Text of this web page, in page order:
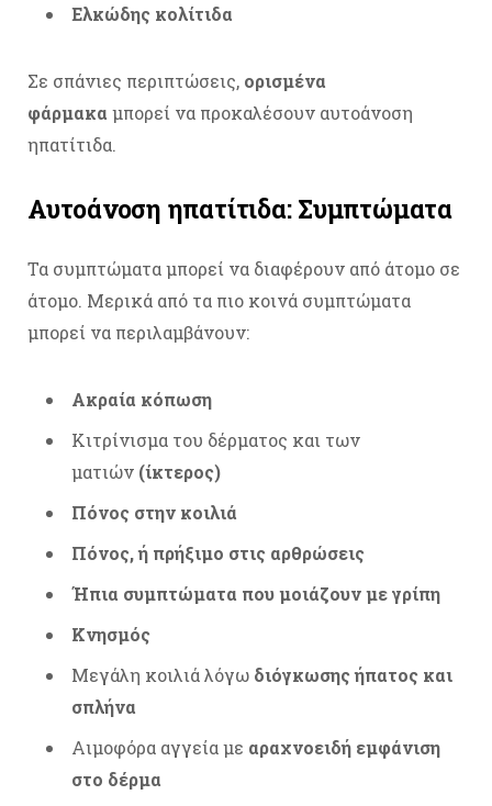
Ελκώδης κολίτιδα
Σε σπάνιες περιπτώσεις, ορισμένα
φάρμακα μπορεί να προκαλέσουν αυτοάνοση
ηπατίτιδα.
Αυτοάνοση ηπατίτιδα: Συμπτώματα
Τα συμπτώματα μπορεί να διαφέρουν από άτομο σε
άτομο. Μερικά από τα πιο κοινά συμπτώματα
μπορεί να περιλαμβάνουν:
Ακραία κόπωση
Κιτρίνισμα του δέρματος και των
ματιών (ίκτερος)
Πόνος στην κοιλιά
Πόνος, ή πρήξιμο στις αρθρώσεις
Ήπια συμπτώματα που μοιάζουν με γρίπη
Κνησμός
Μεγάλη κοιλιά λόγω διόγκωσης ήπατος και
σπλήνα
Αιμοφόρα αγγεία με αραχνοειδή εμφάνιση
στο δέρμα